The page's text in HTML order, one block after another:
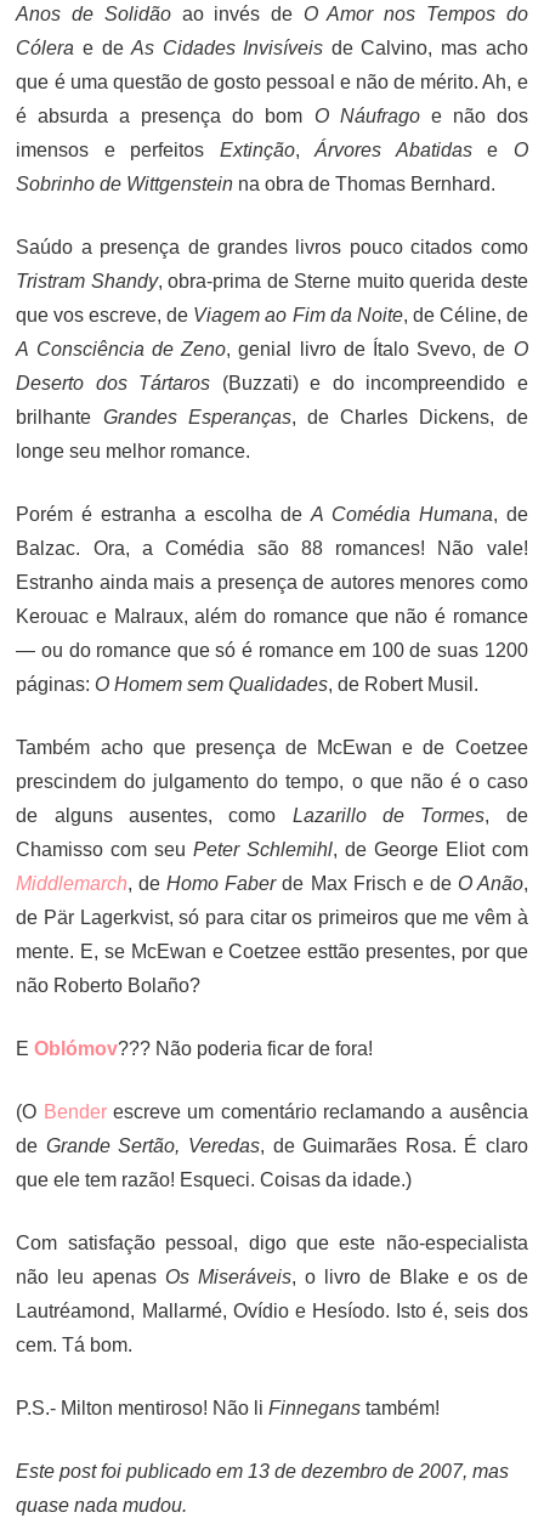
Anos de Solidãoao invés de O Amor nos Tempos do
Cólera e deAs Cidades Invisíveis de Calvino, mas acho
que é uma questão de gosto pessoal e não de mérito. Ah, e
é absurda a presença do bom O Náufragoe não dos
imensos e perfeitos Extinção,Árvores Abatidase O
Sobrinho de Wittgenstein na obra de Thomas Bernhard.
Saúdo a presença de grandes livros pouco citados como
Tristram Shandy, obra-prima de Sterne muito querida deste
que vos escreve, de Viagem ao Fim da Noite, de Céline, de
A Consciência de Zeno, genial livro de Ítalo Svevo, de O
Deserto dos Tártaros (Buzzati) e do incompreendido e
brilhante Grandes Esperanças, de Charles Dickens, de
longe seu melhor romance.
Porém é estranha a escolha de A Comédia Humana, de
Balzac. Ora, a Comédia são 88 romances! Não vale!
Estranho ainda mais a presença de autores menores como
Kerouac e Malraux, além do romance que não é romance
— ou do romance que só é romance em 100 de suas 1200
páginas: O Homem sem Qualidades, de Robert Musil.
Também acho que presença de McEwan e de Coetzee
prescindem do julgamento do tempo, o que não é o caso
de alguns ausentes, como Lazarillo de Tormes, de
Chamisso com seuPeter Schlemihl, de George Eliot com
Middlemarch, deHomo Faberde Max Frisch e de O Anão,
de Pär Lagerkvist, só para citar os primeiros que me vêm à
mente. E, se McEwan e Coetzee esttão presentes, por que
não Roberto Bolaño?
EOblómov??? Não poderia ficar de fora!
(O Benderescreve um comentário reclamando a ausência
de Grande Sertão, Veredas, de Guimarães Rosa. É claro
que ele tem razão! Esqueci. Coisas da idade.)
Com satisfação pessoal, digo que este não-especialista
não leu apenas Os Miseráveis, o livro de Blake e os de
Lautréamond, Mallarmé, Ovídio e Hesíodo. Isto é, seis dos
cem. Tá bom.
P.S.- Milton mentiroso! Não liFinnegans também!
Este post foi publicado em 13 de dezembro de 2007, mas
quase nada mudou.